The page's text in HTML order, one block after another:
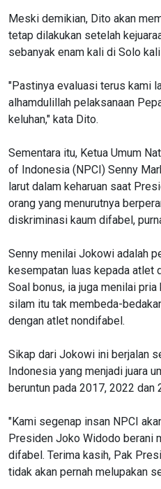
Meski demikian, Dito akan
tetap dilakukan setelah
sebanyak enam kali di Solo
"Pastinya evaluasi terus kami
alhamdulillah pelaksanaan
keluhan," kata Dito.
Sementara itu, Ketua Umum
of Indonesia (NPCI) Senny
larut dalam keharuan saat
orang yang menurutnya
diskriminasi kaum difabel,
Senny menilai Jokowi adalah
kesempatan luas kepada atlet
Soal bonus, ia juga menilai
silam itu tak membeda-
dengan atlet nondifabel.
Sikap dari Jokowi ini berjalan
Indonesia yang menjadi juara
beruntun pada 2017, 2022 dan
"Kami segenap insan NPCI
Presiden Joko Widodo berani
difabel. Terima kasih, Pak
tidak akan pernah melupakan